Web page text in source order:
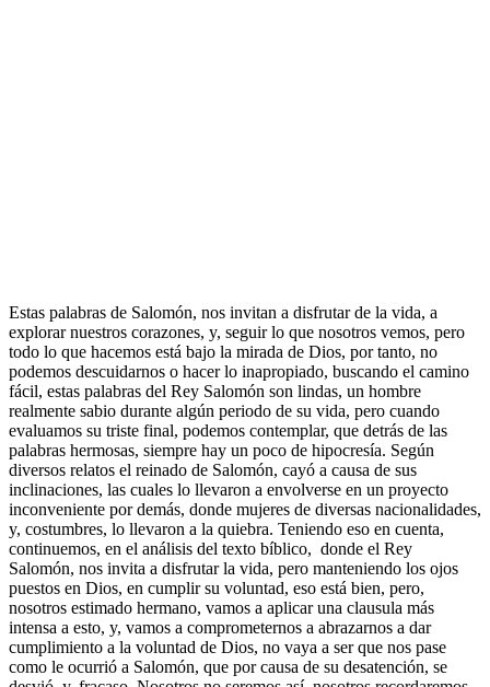
Estas palabras de Salomón, nos invitan a disfrutar de la vida, a
explorar nuestros corazones, y, seguir lo que nosotros vemos, pero
todo lo que hacemos está bajo la mirada de Dios, por tanto, no
podemos descuidarnos o hacer lo inapropiado, buscando el camino
fácil, estas palabras del Rey Salomón son lindas, un hombre
realmente sabio durante algún periodo de su vida, pero cuando
evaluamos su triste final, podemos contemplar, que detrás de las
palabras hermosas, siempre hay un poco de hipocresía. Según
diversos relatos el reinado de Salomón, cayó a causa de sus
inclinaciones, las cuales lo llevaron a envolverse en un proyecto
inconveniente por demás, donde mujeres de diversas nacionalidades,
y, costumbres, lo llevaron a la quiebra. Teniendo eso en cuenta,
continuemos, en el análisis del texto bíblico, donde el Rey
Salomón, nos invita a disfrutar la vida, pero manteniendo los ojos
puestos en Dios, en cumplir su voluntad, eso está bien, pero,
nosotros estimado hermano, vamos a aplicar una clausula más
intensa a esto, y, vamos a comprometernos a abrazarnos a dar
cumplimiento a la voluntad de Dios, no vaya a ser que nos pase
como le ocurrió a Salomón, que por causa de su desatención, se